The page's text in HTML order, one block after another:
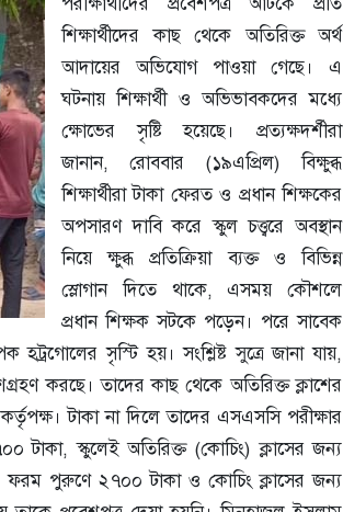
শিক্ষার্থীদের কাছ থেকে অতিরিক্ত অর্থ
আদায়ের অভিযোগ পাওয়া গেছে। এ
ঘটনায় শিক্ষার্থী ও অভিভাবকদের মধ্যে
ক্ষোভের সৃষ্টি হয়েছে। প্রত্যক্ষদর্শীরা
জানান, রোববার (১৯এপ্রিল) বিক্ষুব্ধ
শিক্ষার্থীরা টাকা ফেরত ও প্রধান শিক্ষকের
অপসারণ দাবি করে স্কুল চত্ত্বরে অবস্থান
নিয়ে ক্ষুব্ধ প্রতিক্রিয়া ব্যক্ত ও বিভিন্ন
স্লোগান দিতে থাকে, এসময় কৌশলে
প্রধান শিক্ষক সটকে পড়েন। পরে সাবেক
সৃস্টি হয়। সংশ্লিষ্ট সুত্রে জানা যায়,
করছে। তাদের কাছ থেকে অতিরিক্ত ক্লাশের
টাকা না দিলে তাদের এসএসসি পরীক্ষার
টাকা, স্কুলেই অতিরিক্ত (কোচিং) ক্লাসের জন্য
ফরম পুরুণে ২৭০০ টাকা ও কোচিং ক্লাসের জন্য